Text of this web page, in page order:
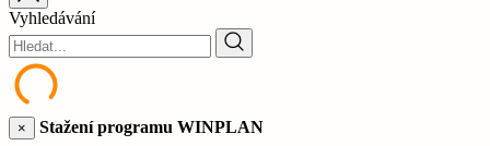
Vyhledávání
× Stažení programu WINPLAN